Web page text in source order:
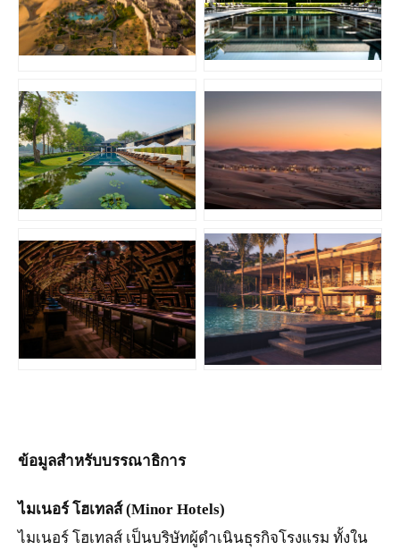
JPG JPG
JPG JPG
JPG
ข้อมูลสำหรับบรรณาธิการ
ไมเนอร์ โฮเทลส์ (Minor Hotels)
ไมเนอร์ โฮเทลส์ เป็นบริษัทผู้ดำเนินธุรกิจโรงแรม ทั้งใน